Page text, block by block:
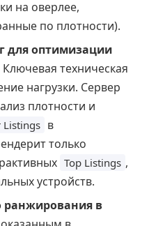
на оверлее,
по плотности).
для оптимизации
Ключевая техническая
нагрузки. Сервер
плотности и
Listings в
только
Top Listings ,
устройств.
ранжирования в